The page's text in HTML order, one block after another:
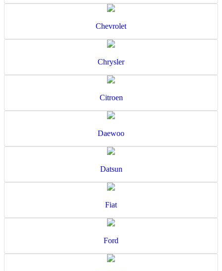
Chevrolet
Chrysler
Citroen
Daewoo
Datsun
Fiat
Ford